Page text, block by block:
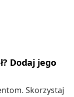
Dodaj jego
Skorzystaj